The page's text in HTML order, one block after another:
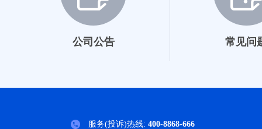
公司公告 常见问
服务(投诉)热线: 400-8868-666